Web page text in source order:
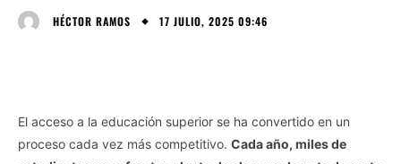
HÉCTOR RAMOS 17 JULIO, 2025 09:46
El acceso a la educación superior se ha convertido en un
proceso cada vez más competitivo. Cada año, miles de